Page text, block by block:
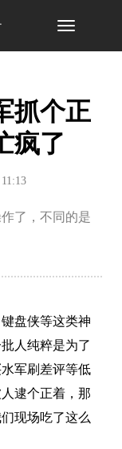
Toggle
抓个正
疯了
了，不同的是
盘侠等这类神
人纯粹是为了
军刷差评等低
逮个正着，那
现场吃了这么